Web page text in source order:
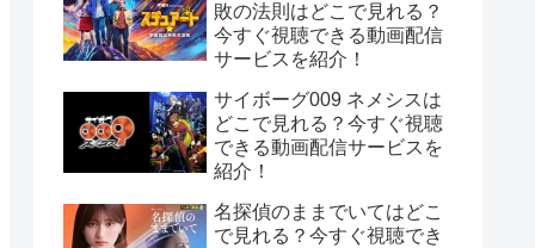
敗の法則はどこで見れる？
今すぐ視聴できる動画配信
サービスを紹介！
サイボーグ009 ネメシスは
どこで見れる？今すぐ視聴
できる動画配信サービスを
紹介！
名探偵のままでいてはどこ
で見れる？今すぐ視聴でき